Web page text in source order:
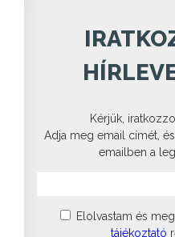
Kérjük,
Adja meg email címét,
emailben a
Elolvastam és
tájékoztató